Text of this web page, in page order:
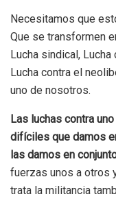
Necesitamos que
Que se transformen
Lucha sindical,
Lucha contra el
uno de nosotros.
Las luchas contra
difíciles que damos
las damos en
fuerzas unos a otros
trata la militancia